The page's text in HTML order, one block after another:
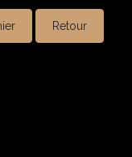
Retour